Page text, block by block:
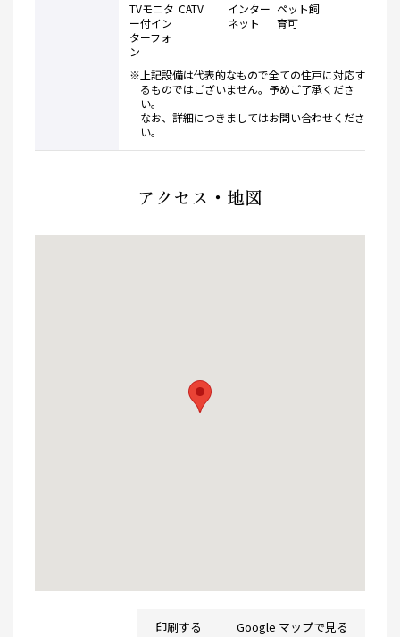
TVモニタ
ー付イン
ターフォ
ン
CATV
インター
ネット
ペット飼
育可
※上記設備は代表的なもので全ての住戸に対応す
るものではございません。予めご了承くださ
い。
なお、詳細につきましてはお問い合わせくださ
い。
アクセス・地図
印刷する Google マップで見る